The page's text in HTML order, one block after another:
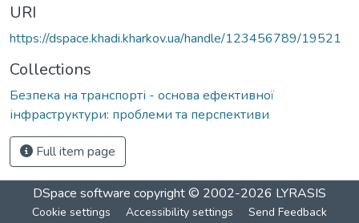
URI
https://dspace.khadi.kharkov.ua/handle/123456789/19521
Collections
Безпека на транспорті - основа ефективної
інфраструктури: проблеми та перспективи
Full item page
DSpace software copyright © 2002-2026 LYRASIS
Cookie settings Accessibility settings Send Feedback